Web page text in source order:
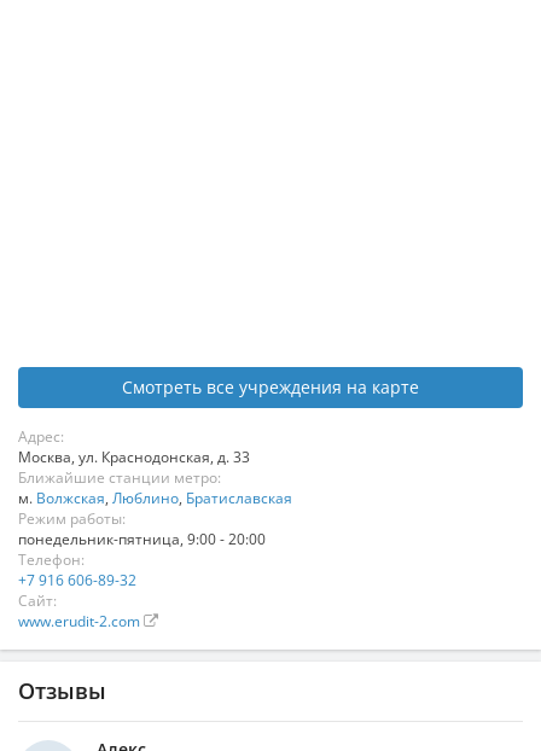
Смотреть все учреждения на карте
Адрес:
Москва, ул. Краснодонская, д. 33
Ближайшие станции метро:
м. Волжская, Люблино, Братиславская
Режим работы:
понедельник-пятница, 9:00 - 20:00
Телефон:
+7 916 606-89-32
Сайт:
www.erudit-2.com
Отзывы